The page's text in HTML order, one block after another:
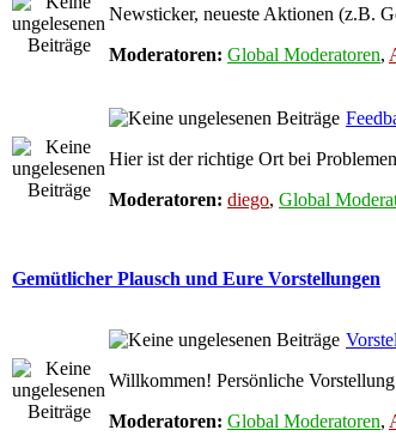
Newsticker, neueste Aktionen (z.B.
Moderatoren: Global Moderatoren,
Hier ist der richtige Ort bei
Moderatoren: diego, Global
Gemütlicher Plausch und Eure Vorstellungen
Willkommen! Persönliche
Moderatoren: Global Moderatoren,